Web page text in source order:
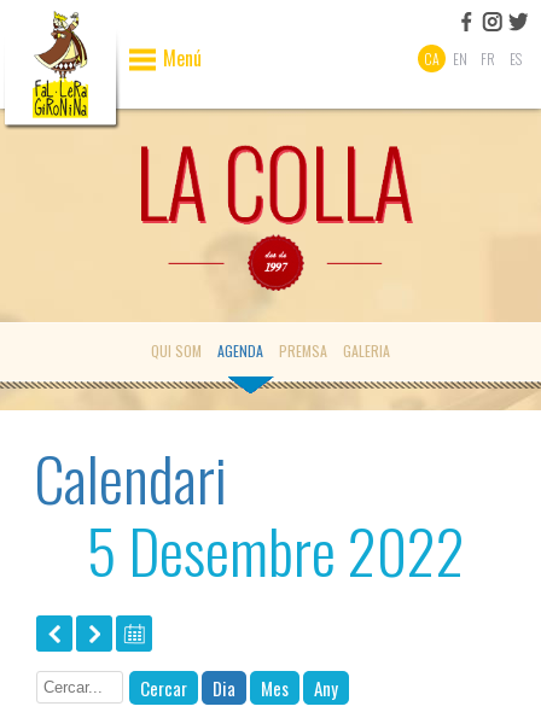
CA EN FR ES
Menú
QUI SOM AGENDA PREMSA GALERIA
Calendari
5 Desembre 2022
Cercar Dia Mes Any